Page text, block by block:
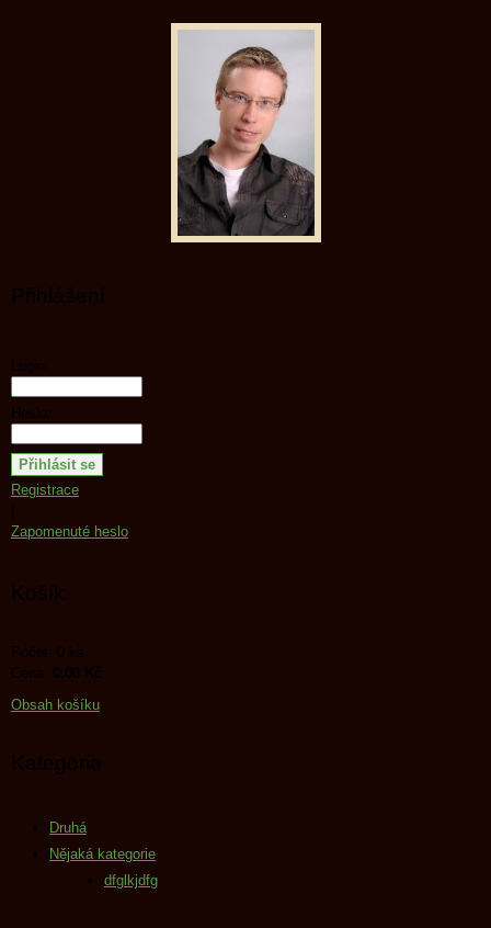
Přihlášení
Login:
Heslo:
Registrace
Zapomenuté heslo
Košík
Počet: 0 ks
Cena:
0,00 Kč
Obsah košíku
Kategorie
Druhá
Nějaká kategorie
dfglkjdfg